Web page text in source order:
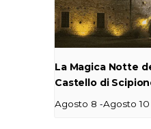
La Magica Notte
Castello di
Agosto 8 -Agosto 10